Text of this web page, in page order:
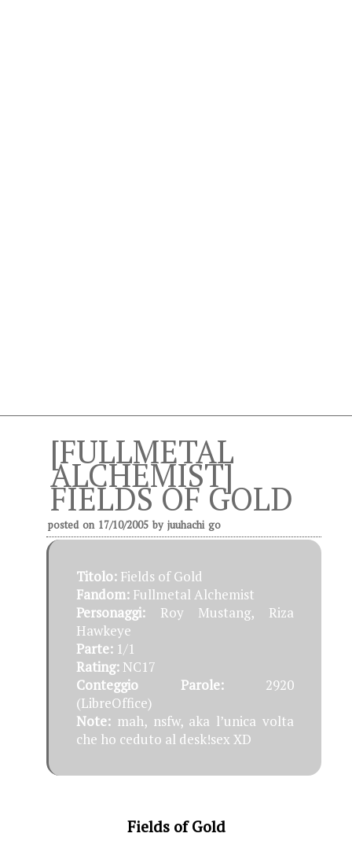
[FULLMETAL
ALCHEMIST]
FIELDS OF GOLD
posted on 17/10/2005 by juuhachi go
Titolo: Fields of Gold
Fandom: Fullmetal Alchemist
Personaggi: Roy Mustang, Riza
Hawkeye
Parte: 1/1
Rating: NC17
Conteggio Parole:2920
(LibreOffice)
Note: mah, nsfw, aka l’unica volta
che ho ceduto al desk!sex XD
Fields of Gold